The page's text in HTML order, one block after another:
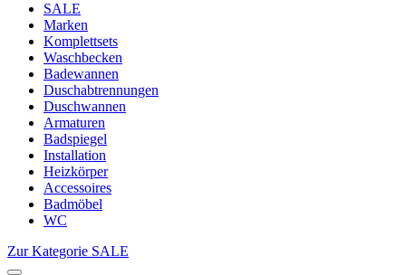
SALE
Marken
Komplettsets
Waschbecken
Badewannen
Duschabtrennungen
Duschwannen
Armaturen
Badspiegel
Installation
Heizkörper
Accessoires
Badmöbel
WC
Zur Kategorie SALE